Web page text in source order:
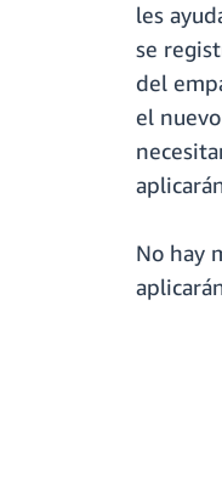
les
se
del
el
No hay